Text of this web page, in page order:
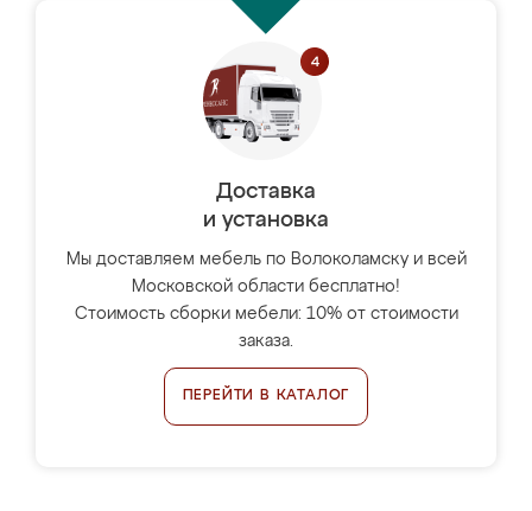
Доставка
и установка
Мы доставляем мебель по Волоколамску и всей
Московской области бесплатно!
Стоимость сборки мебели: 10% от стоимости
заказа.
ПЕРЕЙТИ В КАТАЛОГ